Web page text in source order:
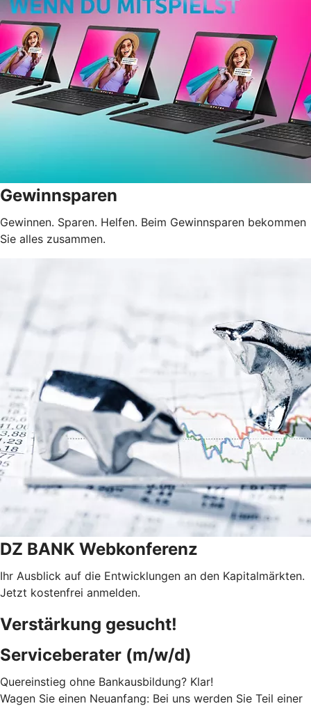
Gewinnsparen
Gewinnen. Sparen. Helfen. Beim Gewinnsparen bekommen
Sie alles zusammen.
DZ BANK Webkonferenz
Ihr Ausblick auf die Entwicklungen an den Kapitalmärkten.
Jetzt kostenfrei anmelden.
Verstärkung gesucht!
Serviceberater (m/w/d)
Quereinstieg ohne Bankausbildung? Klar!
Wagen Sie einen Neuanfang: Bei uns werden Sie Teil einer